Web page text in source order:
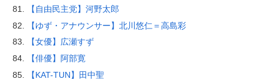
【自由民主党】河野太郎
【ゆず・アナウンサー】北川悠仁＝高島彩
【女優】広瀬すず
【俳優】阿部寛
【KAT-TUN】田中聖